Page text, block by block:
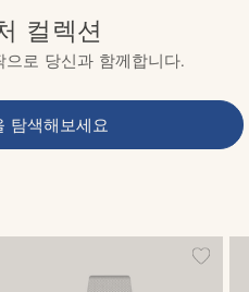
컬렉션
로 당신과 함께합니다.
탐색해보세요